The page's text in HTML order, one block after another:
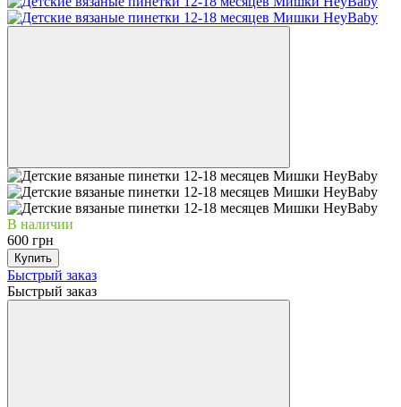
В наличии
600 грн
Купить
Быстрый заказ
Быстрый заказ